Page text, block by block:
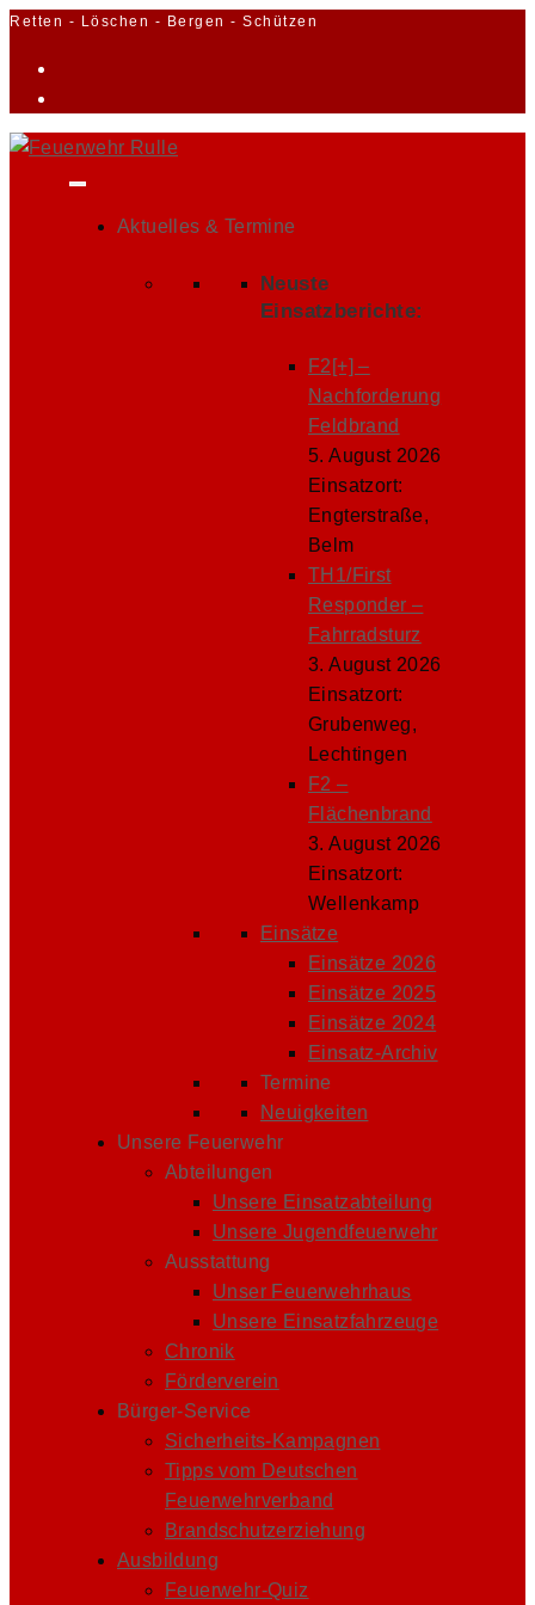
Zum
Retten - Löschen - Bergen - Schützen
Aktuelles & Termine
Neuste
Einsatzberichte:
F2[+] –
Nachforderung
Feldbrand
5. August 2026
Einsatzort:
Engterstraße,
Belm
TH1/First
Responder –
Fahrradsturz
3. August 2026
Einsatzort:
Grubenweg,
Lechtingen
F2 –
Flächenbrand
3. August 2026
Einsatzort:
Wellenkamp
Einsätze
Einsätze 2026
Einsätze 2025
Einsätze 2024
Einsatz-Archiv
Termine
Neuigkeiten
Unsere Feuerwehr
Abteilungen
Unsere Einsatzabteilung
Unsere Jugendfeuerwehr
Ausstattung
Unser Feuerwehrhaus
Unsere Einsatzfahrzeuge
Chronik
Förderverein
Bürger-Service
Sicherheits-Kampagnen
Tipps vom Deutschen
Feuerwehrverband
Brandschutzerziehung
Ausbildung
Feuerwehr-Quiz